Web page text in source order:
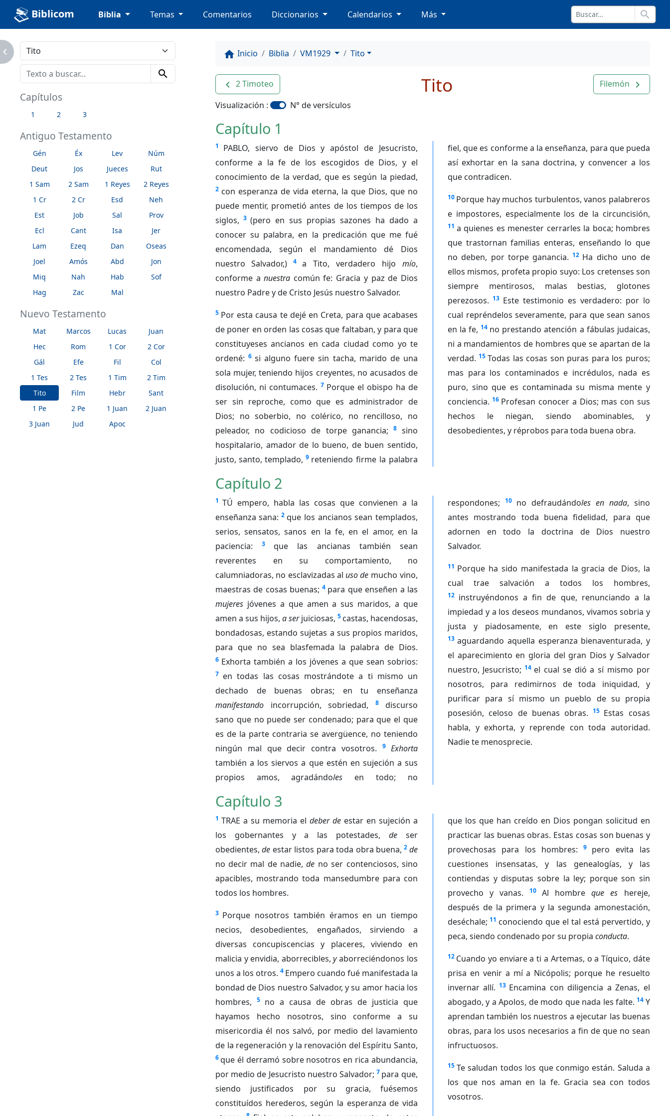
Biblicom Biblia Temas Comentarios Diccionarios Calendarios Más search
search
Capítulos
1 2 3
Antiguo Testamento
Gén Éx Lev
Núm
Deut
Jos Jueces
Rut
1 Sam
2 Sam 1 Reyes
2 Reyes
1 Cr
2 Cr Esd
Neh
Est
Job Sal
Prov
Ecl
Cant Isa
Jer
Lam
Ezeq Dan
Oseas
Joel
Amós Abd
Jon
Miq
Nah Hab
Sof
Hag
Zac Mal
Nuevo Testamento
Mat Marcos Lucas
Juan
Hec
Rom 1 Cor
2 Cor
Gál
Efe Fil
Col
1 Tes
2 Tes 1 Tim
2 Tim
Tito
Film Hebr
Sant
1 Pe
2 Pe 1 Juan
2 Juan
3 Juan
Jud Apoc
home Inicio Biblia VM1929 Tito
navigate_before 2 Timoteo Filemón navigate_next
Tito
Visualización : N° de versículos
Capítulo 1
1
PABLO, siervo de Dios y apóstol de Jesucristo,
conforme a la fe de los escogidos de Dios, y el
conocimiento de la verdad, que es según la piedad,
2 con esperanza de vida eterna, la que Dios, que no
puede mentir, prometió antes de los tiempos de los
siglos, 3 (pero en sus propias sazones ha dado a
conocer su palabra, en la predicación que me fué
encomendada, según el mandamiento dé Dios
nuestro Salvador,)
4 a Tito, verdadero hijo mío,
conforme a nuestra común fe: Gracia y paz de Dios
nuestro Padre y de Cristo Jesús nuestro Salvador.
5 Por esta causa te dejé en Creta, para que acabases
de poner en orden las cosas que faltaban, y para que
constituyeses ancianos en cada ciudad como yo te
ordené: 6 si alguno fuere sin tacha, marido de una
sola mujer, teniendo hijos creyentes, no acusados de
disolución, ni contumaces. 7 Porque el obispo ha de
ser sin reproche, como que es administrador de
Dios; no soberbio, no colérico, no rencilloso, no
peleador, no codicioso de torpe ganancia;
8 sino
hospitalario, amador de lo bueno, de buen sentido,
justo, santo, templado, 9 reteniendo firme la palabra
fiel, que es conforme a la enseñanza, para que pueda
así exhortar en la sana doctrina, y convencer a los
que contradicen.
10 Porque hay muchos turbulentos, vanos palabreros
e impostores, especialmente los de la circuncisión,
11 a quienes es menester cerrarles la boca; hombres
que trastornan familias enteras, enseñando lo que
no deben, por torpe ganancia. 12 Ha dicho uno de
ellos mismos, profeta propio suyo: Los cretenses son
siempre mentirosos, malas bestias, glotones
perezosos. 13 Este testimonio es verdadero: por lo
cual repréndelos severamente, para que sean sanos
en la fe, 14 no prestando atención a fábulas judaicas,
ni a mandamientos de hombres que se apartan de la
verdad. 15 Todas las cosas son puras para los puros;
mas para los contaminados e incrédulos, nada es
puro, sino que es contaminada su misma mente y
conciencia. 16 Profesan conocer a Dios; mas con sus
hechos le niegan, siendo abominables, y
desobedientes, y réprobos para toda buena obra.
Capítulo 2
1 TÚ empero, habla las cosas que convienen a la
enseñanza sana: 2 que los ancianos sean templados,
serios, sensatos, sanos en la fe, en el amor, en la
paciencia:
3
que las ancianas también sean
reverentes en su comportamiento, no
calumniadoras, no esclavizadas al uso de mucho vino,
maestras de cosas buenas; 4 para que enseñen a las
mujeres jóvenes a que amen a sus maridos, a que
amen a sus hijos, a serjuiciosas, 5 castas, hacendosas,
bondadosas, estando sujetas a sus propios maridos,
para que no sea blasfemada la palabra de Dios.
6 Exhorta también a los jóvenes a que sean sobrios:
7 en todas las cosas mostrándote a ti mismo un
dechado de buenas obras; en tu enseñanza
manifestando incorrupción, sobriedad, 8
discurso
sano que no puede ser condenado; para que el que
es de la parte contraria se avergüence, no teniendo
ningún mal que decir contra vosotros.
9 Exhorta
también a los siervos a que estén en sujeción a sus
propios amos, agradándoles en todo; no
respondones; 10 no defraudándoles en nada, sino
antes mostrando toda buena fidelidad, para que
adornen en todo la doctrina de Dios nuestro
Salvador.
11 Porque ha sido manifestada la gracia de Dios, la
cual trae salvación a todos los hombres,
12 instruyéndonos a fin de que, renunciando a la
impiedad y a los deseos mundanos, vivamos sobria y
justa y piadosamente, en este siglo presente,
13 aguardando aquella esperanza bienaventurada, y
el aparecimiento en gloria del gran Dios y Salvador
nuestro, Jesucristo; 14 el cual se dió a sí mismo por
nosotros, para redimirnos de toda iniquidad, y
purificar para sí mismo un pueblo de su propia
posesión, celoso de buenas obras. 15 Estas cosas
habla, y exhorta, y reprende con toda autoridad.
Nadie te menosprecie.
Capítulo 3
1 TRAE a su memoria el deber de estar en sujeción a
los gobernantes y a las potestades, de ser
obedientes, de estar listos para toda obra buena, 2 de
no decir mal de nadie, de no ser contenciosos, sino
apacibles, mostrando toda mansedumbre para con
todos los hombres.
3 Porque nosotros también éramos en un tiempo
necios, desobedientes, engañados, sirviendo a
diversas concupiscencias y placeres, viviendo en
malicia y envidia, aborrecibles, yaborreciéndonos los
unos a los otros. 4 Empero cuando fué manifestada la
bondad de Dios nuestro Salvador, y su amor hacia los
hombres,
5 no a causa de obras de justicia que
hayamos hecho nosotros, sino conforme a su
misericordia él nos salvó, por medio del lavamiento
de la regeneración y la renovación del Espíritu Santo,
6que él derramó sobre nosotros en rica abundancia,
por medio de Jesucristo nuestro Salvador; 7 para que,
siendo justificados por su gracia, fuésemos
constituídos herederos, según la esperanza de vida
que los que han creído en Dios pongan solicitud en
practicar las buenas obras. Estas cosas son buenas y
provechosas para los hombres:
9
pero evita las
cuestiones insensatas, y las genealogías, y las
contiendas y disputas sobre la ley; porque son sin
provecho y vanas.
10 Al hombre que es hereje,
después de la primera y la segunda amonestación,
deséchale; 11 conociendo que el tal está pervertido, y
peca, siendo condenado por su propia conducta.
12 Cuando yo enviare a ti a Artemas, o a Tíquico, dáte
prisa en venir a mí a Nicópolis; porque he resuelto
invernar allí. 13 Encamina con diligencia a Zenas, el
abogado, y a Apolos, de modo que nada les falte. 14 Y
aprendan también los nuestros a ejecutar las buenas
obras, para los usos necesarios a fin de que no sean
infructuosos.
15 Te saludan todos los que conmigo están. Saluda a
los que nos aman en la fe. Gracia sea con todos
vosotros.